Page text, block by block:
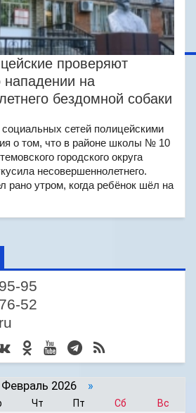
проверяют
на
бездомной собаки
сетей полицейскими
о том, что в районе школы № 10
городского округа
несовершеннолетнего.
рано утром, когда ребёнок шёл на
95
52
2026 »
Чт Пт Сб
Вс